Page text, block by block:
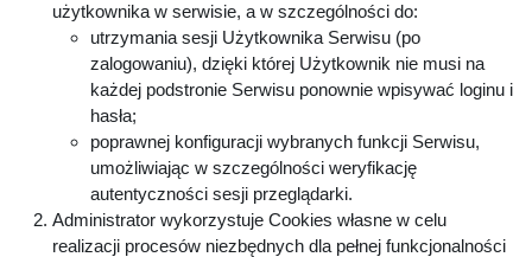
użytkownika w serwisie, a w szczególności do:
utrzymania sesji Użytkownika Serwisu (po
zalogowaniu), dzięki której Użytkownik nie musi na
każdej podstronie Serwisu ponownie wpisywać loginu i
hasła;
poprawnej konfiguracji wybranych funkcji Serwisu,
umożliwiając w szczególności weryfikację
autentyczności sesji przeglądarki.
Administrator wykorzystuje Cookies własne w celu
realizacji procesów niezbędnych dla pełnej funkcjonalności